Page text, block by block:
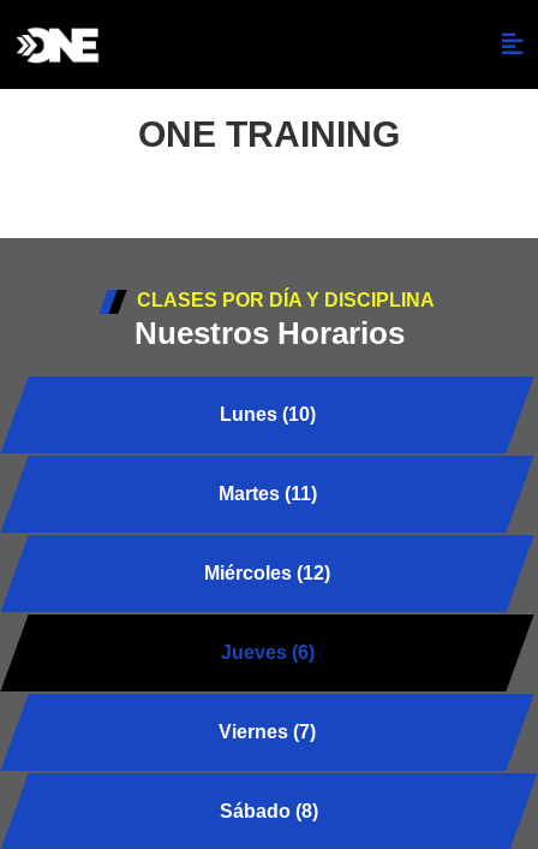
ONE TRAINING
CLASES POR DÍA Y DISCIPLINA
Nuestros Horarios
Lunes (10)
Martes (11)
Miércoles (12)
Jueves (6)
Viernes (7)
Sábado (8)